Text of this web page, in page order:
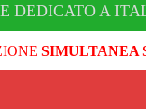
DEDICATO A
SIMULTANEA